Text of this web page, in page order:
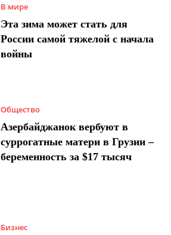
В мире
Эта зима может стать для
России самой тяжелой с начала
войны
Общество
Азербайджанок вербуют в
суррогатные матери в Грузии –
беременность за $17 тысяч
Бизнес